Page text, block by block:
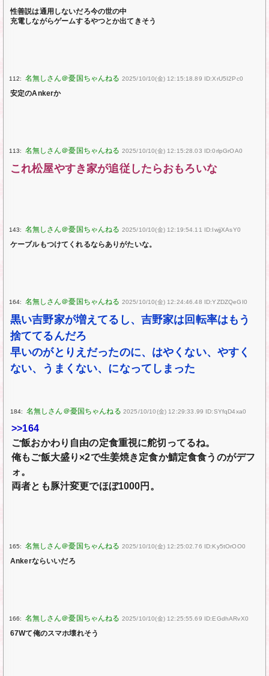
性善説は通用しないだろ今の世の中
充電しながらゲームするやつとか出てきそう
112: 2025/10/10(金) 12:15:18.89 ID:XrU5I2Pc0
安定のAnkerか
113: 2025/10/10(金) 12:15:28.03 ID:0rlpGrOA0
これ松屋やすき家が追従したらおもろいな
143: 2025/10/10(金) 12:19:54.11 ID:IwjjXAsY0
ケーブルもつけてくれるならありがたいな。
164: 2025/10/10(金) 12:24:46.48 ID:YZDZQeGI0
黒い吉野家が増えてるし、吉野家は回転率はもう
捨ててるんだろ
早いのがとりえだったのに、はやくない、やすく
ない、うまくない、になってしまった
184: 2025/10/10(金) 12:29:33.99 ID:SYfqD4xa0
>>164
ご飯おかわり自由の定食重視に舵切ってるね。
俺もご飯大盛り×2で生姜焼き定食か鯖定食食うのがデフ
ォ。
両者とも豚汁変更でほぼ1000円。
165: 2025/10/10(金) 12:25:02.76 ID:Ky5tOrOO0
Ankerならいいだろ
166: 2025/10/10(金) 12:25:55.69 ID:EGdhARvX0
67Wて俺のスマホ壊れそう